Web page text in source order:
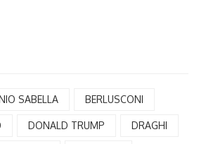
SABELLA BERLUSCONI
DONALD TRUMP DRAGHI